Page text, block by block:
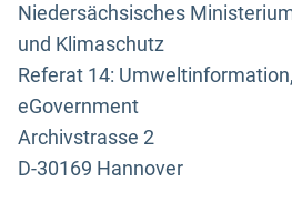
Niedersächsisches
und Klimaschutz
Referat 14:
eGovernment
Archivstrasse 2
D-30169 Hannover